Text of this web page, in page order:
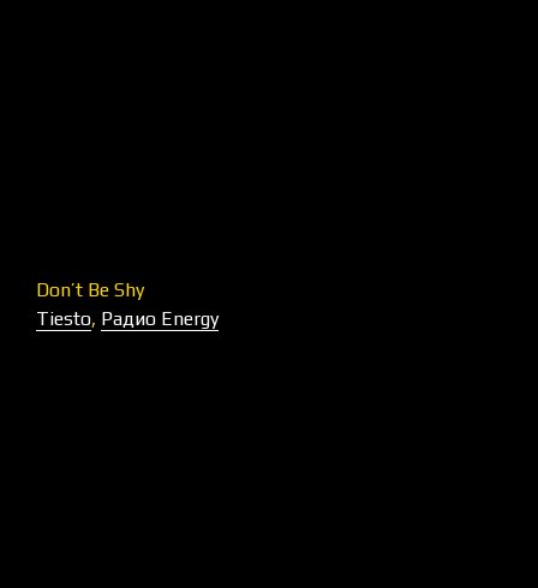
Don’t Be Shy
Tiesto, Радио Energy